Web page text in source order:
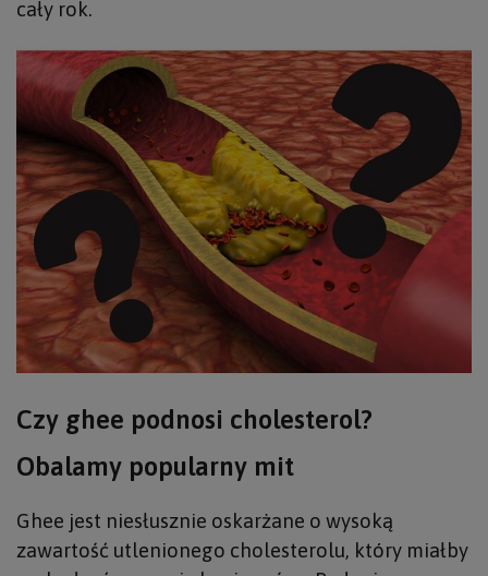
cały rok.
Czy ghee podnosi cholesterol?
Obalamy popularny mit
Ghee jest niesłusznie oskarżane o wysoką
zawartość utlenionego cholesterolu, który miałby